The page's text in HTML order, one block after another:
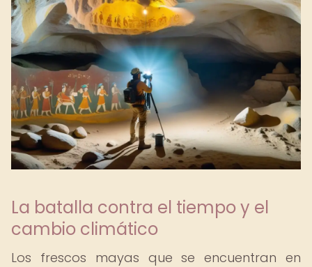
La batalla contra el tiempo y el
cambio climático
Los frescos mayas que se encuentran en